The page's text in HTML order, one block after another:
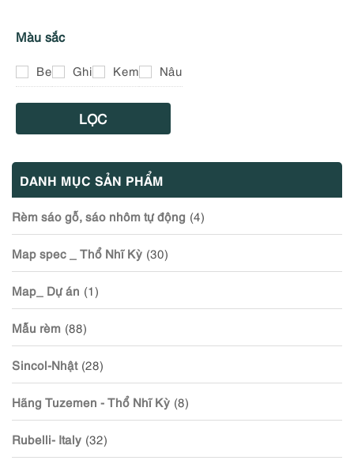
Màu sắc
Be Ghi Kem Nâu
LỌC
DANH MỤC SẢN PHẨM
Rèm sáo gỗ, sáo nhôm tự động (4)
Map spec _ Thổ Nhĩ Kỳ (30)
Map_ Dự án (1)
Mẫu rèm (88)
Sincol-Nhật (28)
Hãng Tuzemen - Thổ Nhĩ Kỳ (8)
Rubelli- Italy (32)